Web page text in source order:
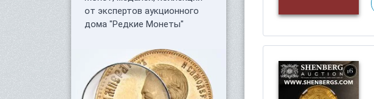
от экспертов аукционного
дома "Редкие Монеты"